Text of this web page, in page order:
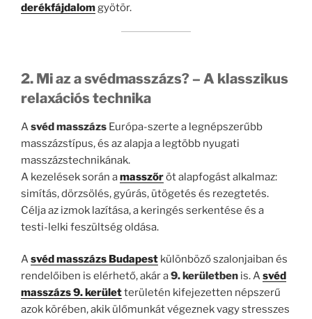
derékfájdalomgyötör.
2. Mi az a svédmasszázs? – A klasszikus
relaxációs technika
Asvéd masszázs Európa-szerte a legnépszerűbb
masszázstípus, és az alapja a legtöbb nyugati
masszázstechnikának.
A kezelések során amasszőröt alapfogást alkalmaz:
simítás, dörzsölés, gyúrás, ütögetés és rezegtetés.
Célja az izmok lazítása, a keringés serkentése és a
testi-lelki feszültség oldása.
Asvéd masszázs Budapest különböző szalonjaiban és
rendelőiben is elérhető, akár a9. kerületben is. Asvéd
masszázs 9. kerületterületén kifejezetten népszerű
azok körében, akik ülőmunkát végeznek vagy stresszes